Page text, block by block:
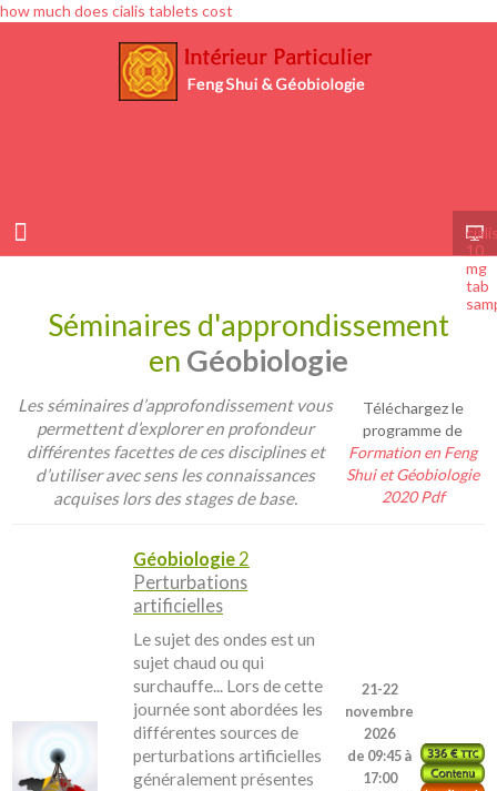
how much does cialis tablets cost
10
mg
tab
Séminaires d'approndissement
en Géobiologie
Les séminaires d’approfondissement vous
permettent d’explorer en profondeur
différentes facettes de ces disciplines et
d’utiliser avec sens les connaissances
acquises lors des stages de base.
Téléchargez le
programme de
Formation en Feng
Shui et Géobiologie
2020 Pdf
Géobiologie 2
Perturbations
artificielles
Le sujet des ondes est un
sujet chaud ou qui
surchauffe... Lors de cette
journée sont abordées les
différentes sources de
perturbations artificielles
généralement présentes
21-22
novembre
2026
de 09:45 à
17:00